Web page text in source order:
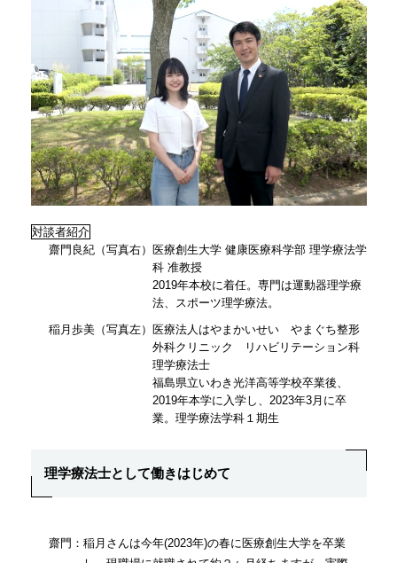
対談者紹介
齋門良紀（写真右）医療創生大学 健康医療科学部 理学療法学
科 准教授
2019年本校に着任。専門は運動器理学療
法、スポーツ理学療法。
稲月歩美（写真左）医療法人はやまかいせい やまぐち整形
外科クリニック リハビリテーション科
理学療法士
福島県立いわき光洋高等学校卒業後、
2019年本学に入学し、2023年3月に卒
業。理学療法学科１期生
理学療法士として働きはじめて
齋門：稲月さんは今年(2023年)の春に医療創生大学を卒業